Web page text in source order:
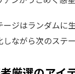
ージはランダムに
しながら次のステ